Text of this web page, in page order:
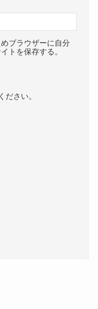
ブラウザーに自分
トを保存する。
ださい。